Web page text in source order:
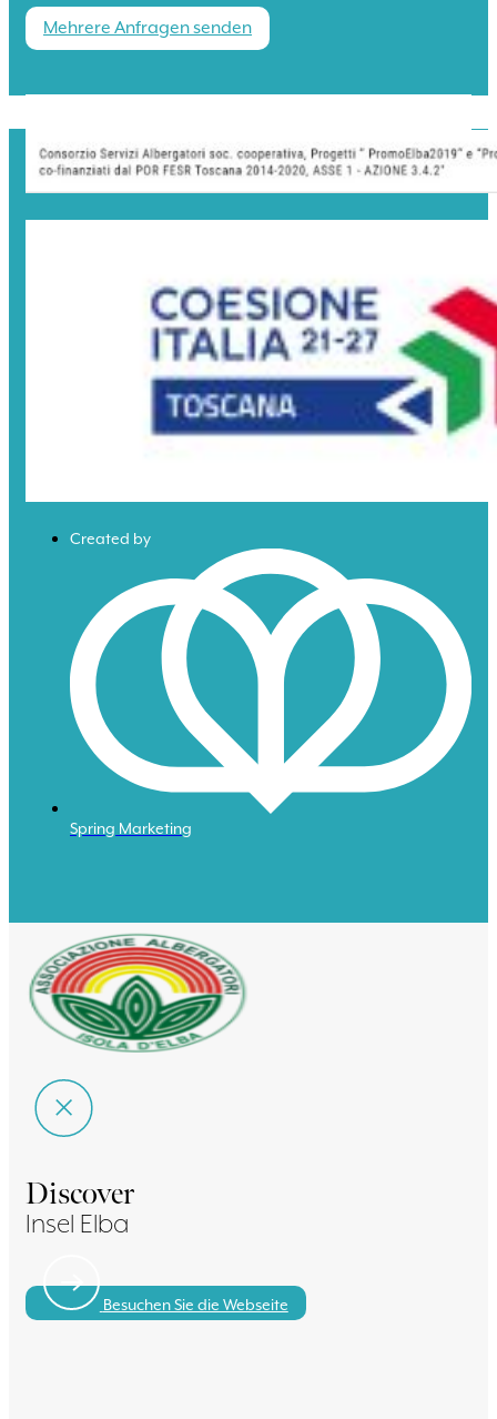
Mehrere Anfragen senden
Created by
Spring Marketing
Discover
Insel Elba
Besuchen Sie die Webseite